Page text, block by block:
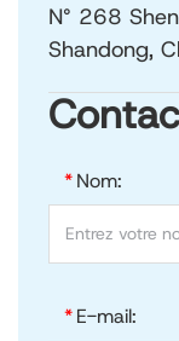
N° 268
Shandong,
*Nom:
*E-mail: